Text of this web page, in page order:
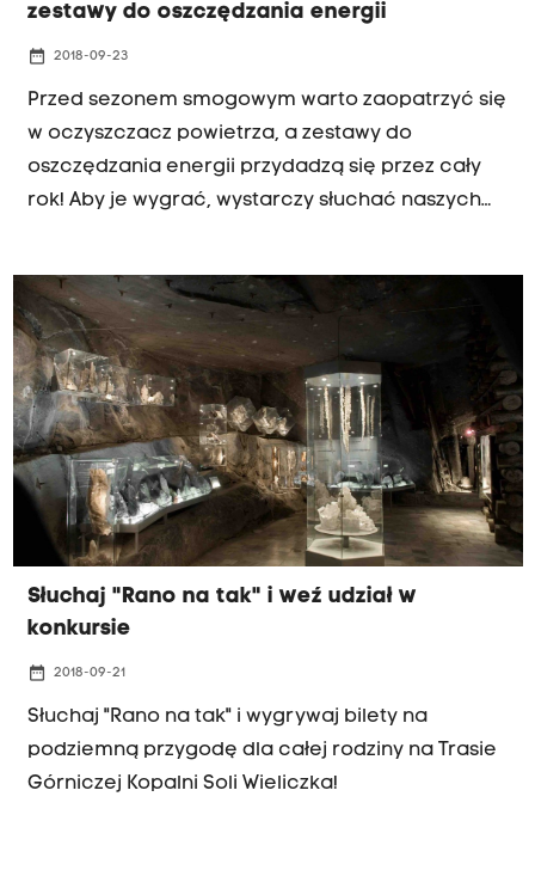
zestawy do oszczędzania energii
date_range 2018-09-23
Przed sezonem smogowym warto zaopatrzyć się
w oczyszczacz powietrza, a zestawy do
oszczędzania energii przydadzą się przez cały
rok! Aby je wygrać, wystarczy słuchać naszych
konkursowe.
Słuchaj "Rano na tak" i weź udział w
konkursie
date_range 2018-09-21
Słuchaj "Rano na tak" i wygrywaj bilety na
podziemną przygodę dla całej rodziny na Trasie
Górniczej Kopalni Soli Wieliczka!